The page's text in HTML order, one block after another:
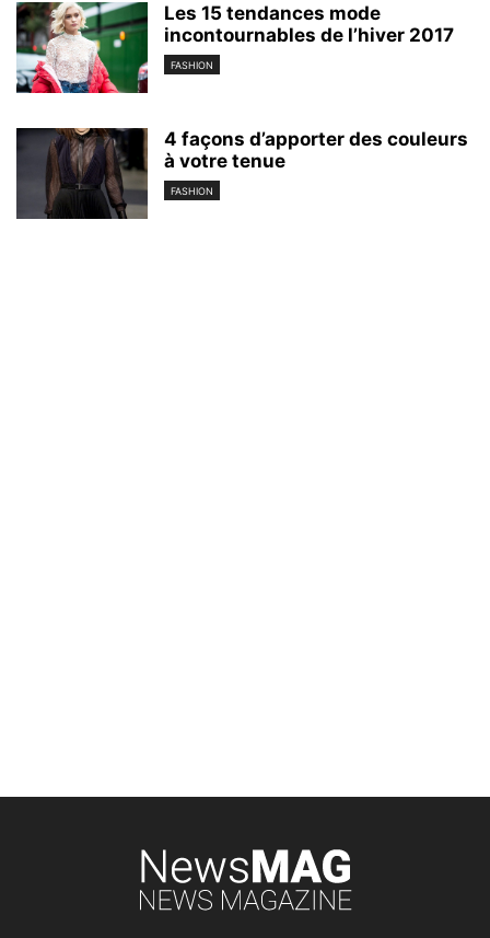
Les 15 tendances mode
incontournables de l’hiver 2017
FASHION
4 façons d’apporter des couleurs
à votre tenue
FASHION